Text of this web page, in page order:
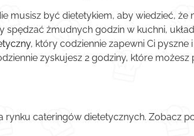
musisz być dietetykiem, aby wiedzieć,
żmudnych godzin w kuchni,
, który codziennie zapewni Ci
zyskujesz 2 godziny, które
rynku cateringów dietetycznych. Zobacz